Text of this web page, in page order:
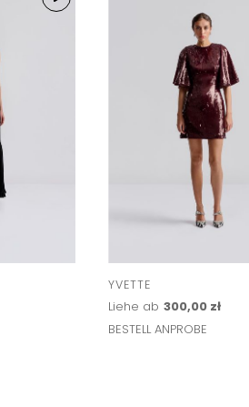
YVETTE
Liehe ab 300,00 zł
BESTELL ANPROBE